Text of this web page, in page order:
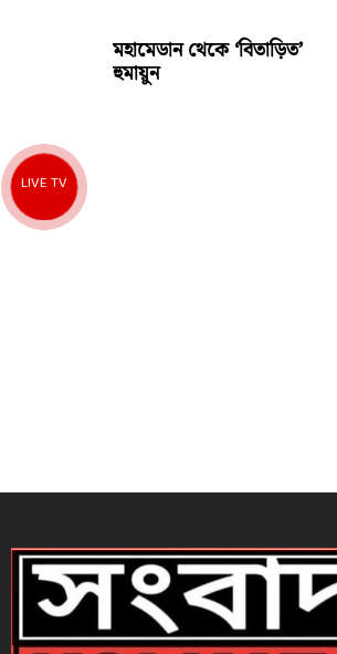
মহামেডান থেকে ‘বিতাড়িত’
হুমায়ুন
LIVE TV